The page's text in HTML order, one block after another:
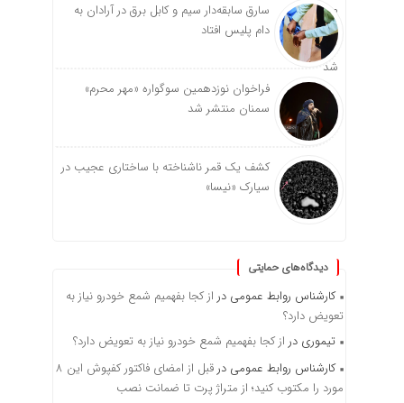
سارق سابقه‌دار سیم و کابل برق در آرادان به
دام پلیس افتاد
فراخوان نوزدهمین سوگواره «مهر محرم»
سمنان منتشر شد
کشف یک قمر ناشناخته با ساختاری عجیب در
سیارک «نیسا»
دیدگاه‌های حمایتی
کارشناس روابط عمومی در از کجا بفهمیم شمع خودرو نیاز به
تعویض دارد؟
تیموری در از کجا بفهمیم شمع خودرو نیاز به تعویض دارد؟
کارشناس روابط عمومی در
قبل از امضای فاکتور کفپوش این ۸
مورد را مکتوب کنید؛ از متراژ پرت تا ضمانت نصب